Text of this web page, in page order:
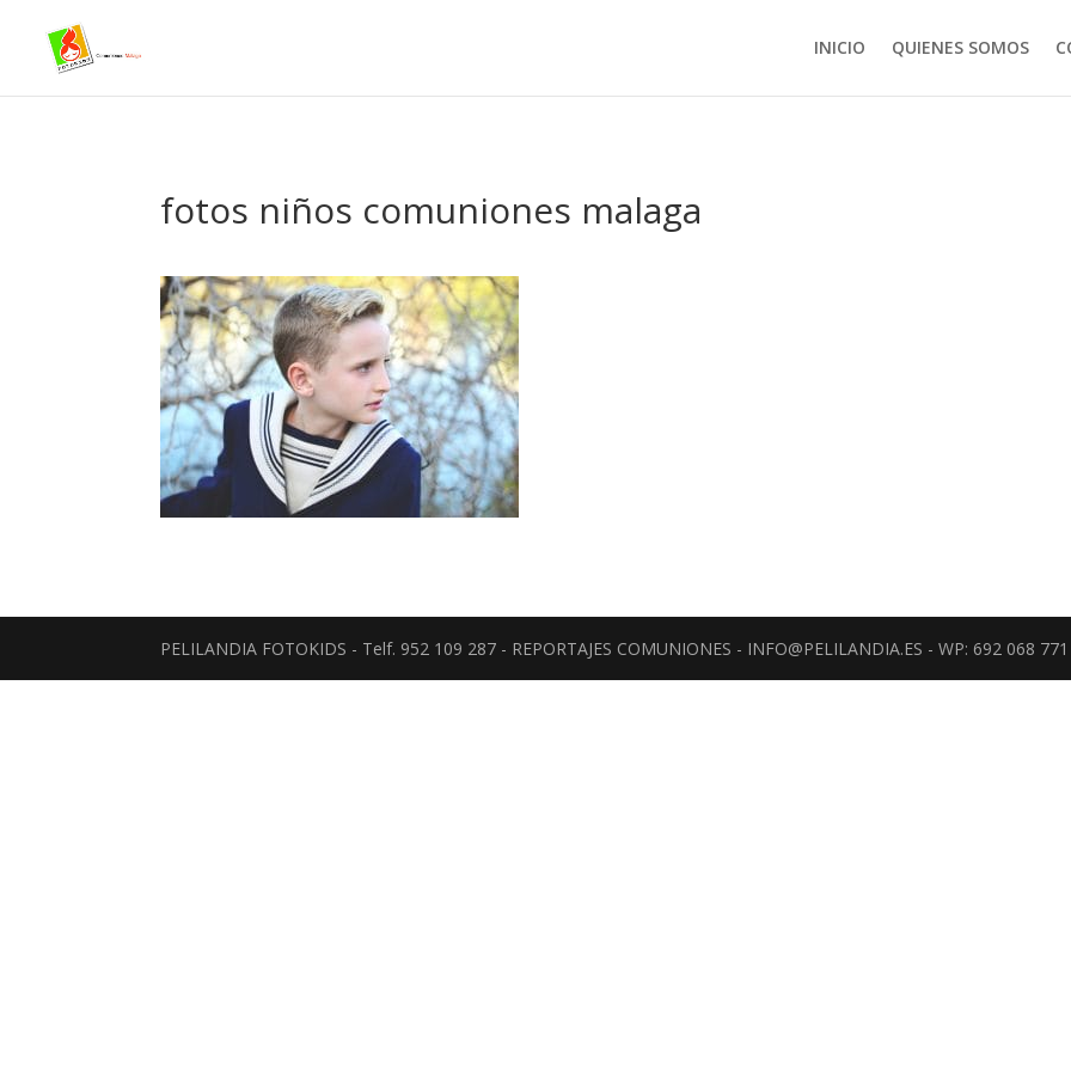
INICIO
QUIENES SOMOS
fotos niños comuniones malaga
PELILANDIA FOTOKIDS - Telf. 952 109 287 - REPORTAJES COMUNIONES - INFO@PELILANDIA.ES - WP: 692 068